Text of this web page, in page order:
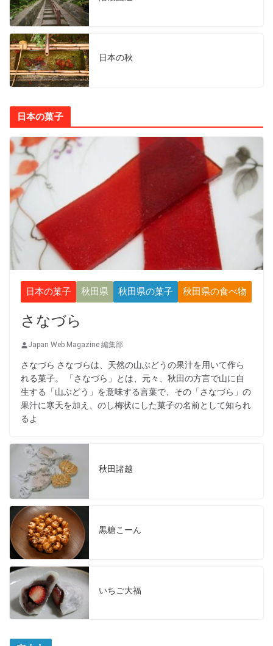
日本の秋
日本の菓子
日本の菓子 秋田県 秋田県の菓子 秋田県の食べ物
さなづら
Japan Web Magazine 編集部
さなづら さなづらは、天然の山ぶどうの果汁を用いて作ら
れる菓子。 「さなづら」とは、元々、秋田の方言で山に自
生する「山ぶどう」を意味する言葉で、その「さなづら」の
果汁に寒天を加え、のし梅状にした菓子の名前として知られ
るよ
秋田諸越
黒糖こーん
いちご大福